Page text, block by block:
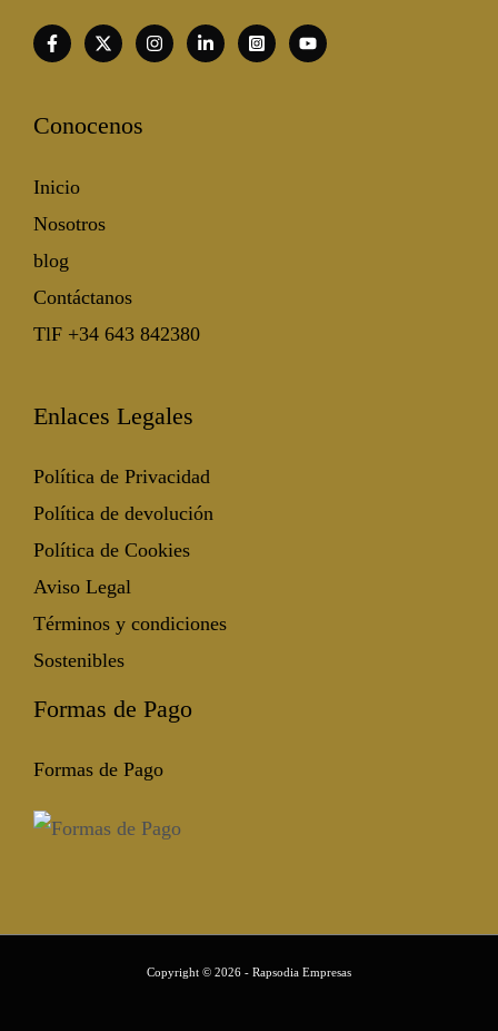
Conocenos
Inicio
Nosotros
blog
Contáctanos
TlF +34 643 842380
Enlaces Legales
Política de Privacidad
Política de devolución
Política de Cookies
Aviso Legal
Términos y condiciones
Sostenibles
Formas de Pago
Formas de Pago
Copyright © 2026 - Rapsodia Empresas